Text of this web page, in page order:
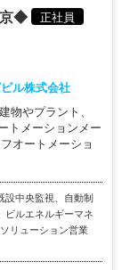
京◆
正社員
ル株式会社
物やプラント、
トメーションメー
オートメーショ
中央監視、自動制
ルエネルギーマネ
リューション営業